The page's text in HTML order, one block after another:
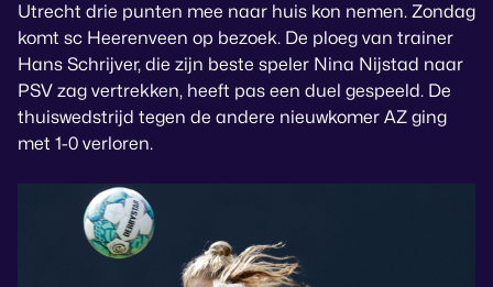
Utrecht drie punten mee naar huis kon nemen. Zondag
komt sc Heerenveen op bezoek. De ploeg van trainer
Hans Schrijver, die zijn beste speler Nina Nijstad naar
PSV zag vertrekken, heeft pas een duel gespeeld. De
thuiswedstrijd tegen de andere nieuwkomer AZ ging
met 1-0 verloren.